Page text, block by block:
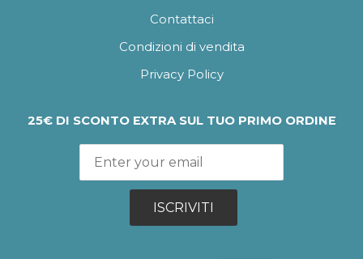
Contattaci
Condizioni di vendita
Privacy Policy
25€ DI SCONTO EXTRA SUL TUO PRIMO ORDINE
ISCRIVITI